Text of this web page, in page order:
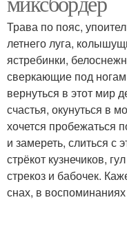
Трава по пояс,
летнего луга,
ястребинки,
сверкающие под
вернуться в этот мир
счастья, окунуться в
хочется пробежаться
и замереть, слиться
стрёкот кузнечиков,
стрекоз и бабочек.
снах, в